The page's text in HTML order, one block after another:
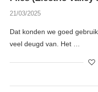
21/03/2025
Dat konden we goed
veel deugd van. Het …